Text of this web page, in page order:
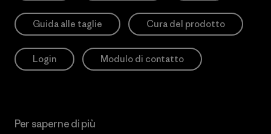
Guida alle taglie Cura del prodotto
Login Modulo di contatto
Per saperne di più